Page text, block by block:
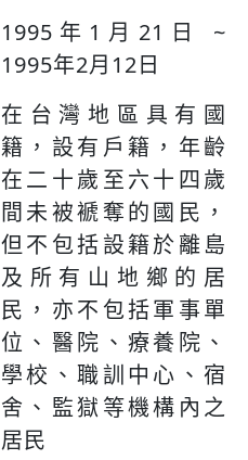
1995年1月21日 ~
1995年2月12日
在台灣地區具有國
籍，設有戶籍，年齡
在二十歲至六十四歲
間未被褫奪的國民，
但不包括設籍於離島
及所有山地鄉的居
民，亦不包括軍事單
位、醫院、療養院、
學校、職訓中心、宿
舍、監獄等機構內之
居民